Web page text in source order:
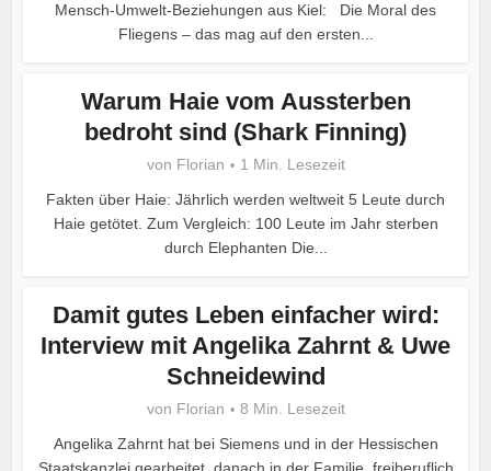
Mensch-Umwelt-Beziehungen aus Kiel: Die Moral des
Fliegens – das mag auf den ersten...
Warum Haie vom Aussterben
bedroht sind (Shark Finning)
von Florian
1 Min. Lesezeit
Fakten über Haie: Jährlich werden weltweit 5 Leute durch
Haie getötet. Zum Vergleich: 100 Leute im Jahr sterben
durch Elephanten Die...
Damit gutes Leben einfacher wird:
Interview mit Angelika Zahrnt & Uwe
Schneidewind
von Florian
8 Min. Lesezeit
Angelika Zahrnt hat bei Siemens und in der Hessischen